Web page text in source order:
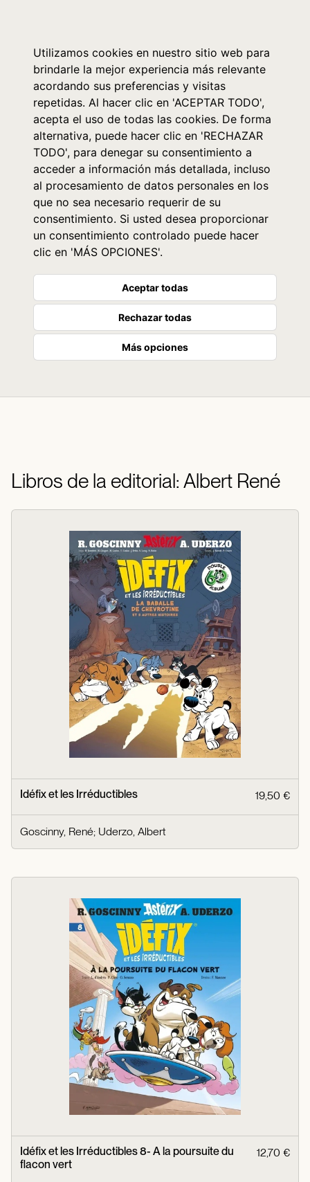
Utilizamos cookies en nuestro sitio web para
brindarle la mejor experiencia más relevante
acordando sus preferencias y visitas
repetidas. Al hacer clic en 'ACEPTAR TODO',
acepta el uso de todas las cookies. De forma
alternativa, puede hacer clic en 'RECHAZAR
TODO', para denegar su consentimiento a
acceder a información más detallada, incluso
al procesamiento de datos personales en los
que no sea necesario requerir de su
consentimiento. Si usted desea proporcionar
un consentimiento controlado puede hacer
clic en 'MÁS OPCIONES'.
Aceptar todas
Rechazar todas
Más opciones
Libros de la editorial: Albert René
Idéfix et les Irréductibles 19,50 €
Goscinny, René; Uderzo, Albert
Idéfix et les Irréductibles 8- A la poursuite du
flacon vert
12,70 €